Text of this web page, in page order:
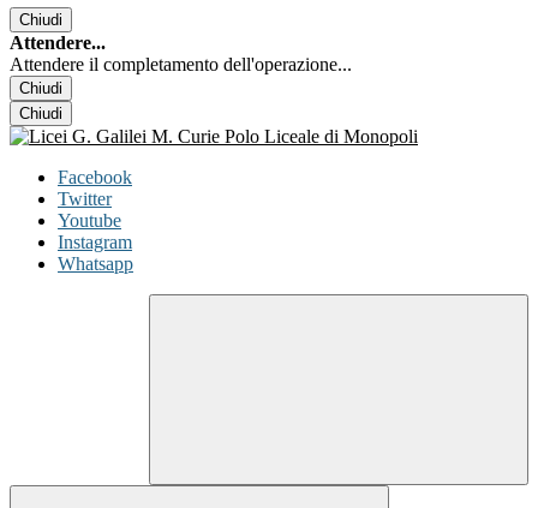
Chiudi
Attendere...
Attendere il completamento dell'operazione...
Chiudi
Chiudi
Facebook
Twitter
Youtube
Instagram
Whatsapp